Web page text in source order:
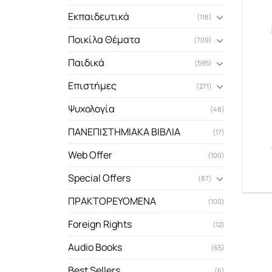
Εκπαιδευτικά (118)
Ποικίλα Θέματα (709)
Παιδικά (595)
Επιστήμες (271)
Ψυχολογία (48)
ΠΑΝΕΠΙΣΤΗΜΙΑΚΑ ΒΙΒΛΙΑ (17)
Web Offer (100)
Special Offers (87)
ΠΡΑΚΤΟΡΕΥΟΜΕΝΑ (100)
Foreign Rights (12)
Audio Books (65)